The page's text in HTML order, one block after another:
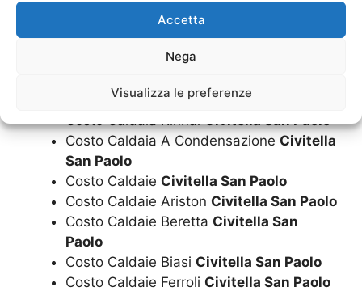
Accetta
Nega
Visualizza le preferenze
Costo Caldaia Immergas
Paolo
Costo Caldaia Junkers
Costo Caldaia RielloCivitella San Paolo
Costo Caldaia RinnaiCivitella San Paolo
Costo Caldaia A Condensazione Civitella
San Paolo
Costo Caldaie Civitella San Paolo
Costo Caldaie Ariston Civitella San Paolo
Costo Caldaie Beretta Civitella San
Paolo
Costo Caldaie Biasi Civitella San Paolo
Costo Caldaie Ferroli Civitella San Paolo